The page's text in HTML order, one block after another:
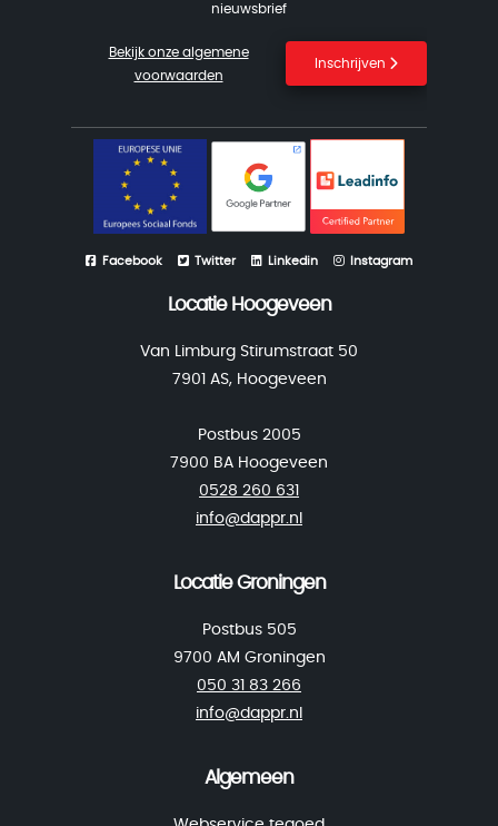
nieuwsbrief
Inschrijven
Bekijk onze algemene
voorwaarden
Facebook Twitter Linkedin Instagram
Locatie Hoogeveen
Van Limburg Stirumstraat 50
7901 AS, Hoogeveen
Postbus 2005
7900 BA Hoogeveen
0528 260 631
info@dappr.nl
Locatie Groningen
Postbus 505
9700 AM Groningen
050 31 83 266
info@dappr.nl
Algemeen